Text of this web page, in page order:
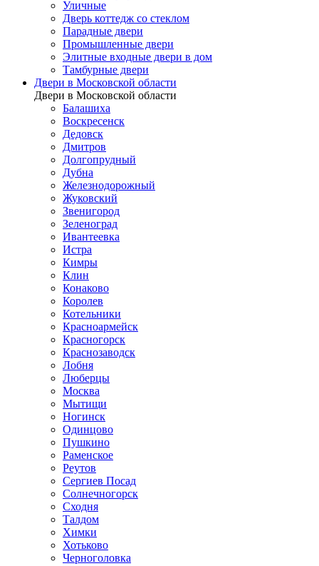
Уличные
Дверь коттедж со стеклом
Парадные двери
Промышленные двери
Элитные входные двери в дом
Тамбурные двери
Двери в Московской области
Двери в Московской области
Балашиха
Воскресенск
Дедовск
Дмитров
Долгопрудный
Дубна
Железнодорожный
Жуковский
Звенигород
Зеленоград
Ивантеевка
Истра
Кимры
Клин
Конаково
Королев
Котельники
Красноармейск
Красногорск
Краснозаводск
Лобня
Люберцы
Москва
Мытищи
Ногинск
Одинцово
Пушкино
Раменское
Реутов
Сергиев Посад
Солнечногорск
Сходня
Талдом
Химки
Хотьково
Черноголовка